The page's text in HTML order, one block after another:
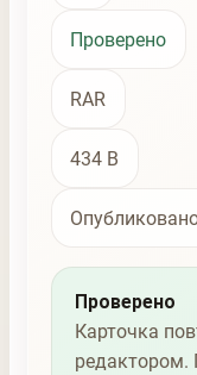
Проверено
RAR
434 B
Проверено
Карточка
редактором.